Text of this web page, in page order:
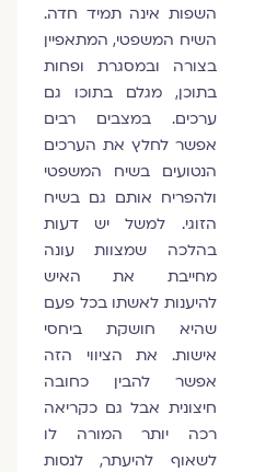
השפות אינה תמיד חדה.
השיח המשפטי, המתאפיין
בצורה ובמסגרת ופחות
בתוכן, מגלם בתוכו גם
ערכים. במצבים רבים
אפשר לחלץ את הערכים
הנטועים בשיח המשפטי
ולהפריח אותם גם בשיח
הזוגי. למשל יש דעות
בהלכה שמצוות עונה
מחייבת את האיש
להיענות לאשתו בכל פעם
שהיא חושקת ביחסי
אישות. את הציווי הזה
אפשר להבין כחובה
חיצונית אבל גם כקריאה
רכה יותר המורה לו
לשאוף להיעתר, לנסות